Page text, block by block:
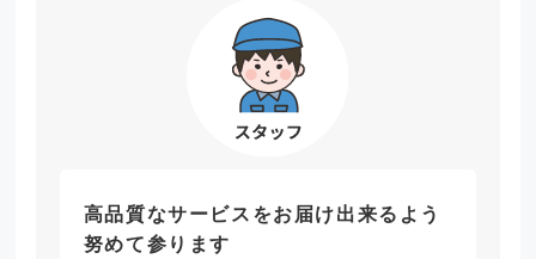
高品質なサービスをお届け出来るよう
努めて参ります